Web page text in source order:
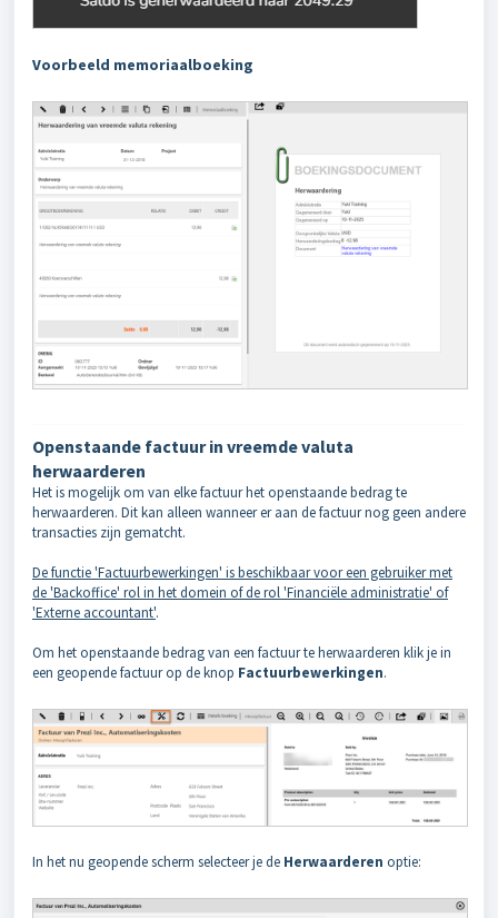
Voorbeeld memoriaalboeking
Openstaande factuur in vreemde valuta
herwaarderen
Het is mogelijk om van elke factuur het openstaande bedrag te
herwaarderen. Dit kan alleen wanneer er aan de factuur nog geen andere
transacties zijn gematcht.
De functie 'Factuurbewerkingen' is beschikbaar voor een gebruiker met
de 'Backoffice' rol in het domein of de rol 'Financiële administratie' of
'Externe accountant'.
Om het openstaande bedrag van een factuur te herwaarderen klik je in
een geopende factuur op de knop Factuurbewerkingen.
In het nu geopende scherm selecteer je de Herwaarderen optie: